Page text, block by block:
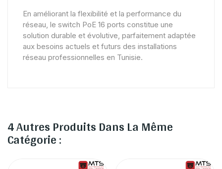
En améliorant la flexibilité et la performance du
réseau, le switch PoE 16 ports constitue une
solution durable et évolutive, parfaitement adaptée
aux besoins actuels et futurs des installations
réseau professionnelles en Tunisie.
4 Autres Produits Dans La Même
Catégorie :